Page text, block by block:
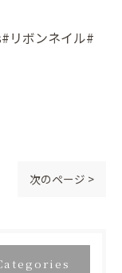
リボンネイル#
次のページ >